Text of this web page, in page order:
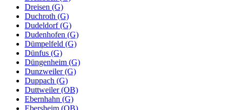
Dreisen (G)
Duchroth (G)
Dudeldorf (G)
Dudenhofen (G)
Dümpelfeld (G)
Dünfus (G)
Düngenheim (G)
Dunzweiler (G)
Duppach (G)
Duttweiler (OB)
Ebernhahn (G)
Ebersheim (OB)